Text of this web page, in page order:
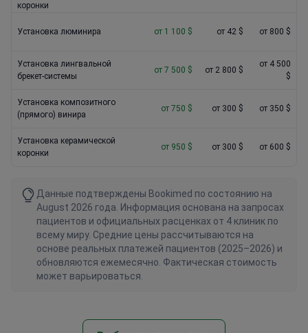
коронки
Установка люминира от 1 100 $ от 42 $ от 800 $
Установка лингвальной
брекет-системы
от 7 500 $ от 2 800 $
от 4 500
$
Установка композитного
(прямого) винира
от 750 $ от 300 $ от 350 $
Установка керамической
коронки
от 950 $ от 300 $ от 600 $
Данные подтверждены Bookimed по состоянию на
August 2026 года. Информация основана на запросах
пациентов и официальных расценках от 4 клиник по
всему миру. Средние цены рассчитываются на
основе реальных платежей пациентов (2025–2026) и
обновляются ежемесячно. Фактическая стоимость
может варьироваться.